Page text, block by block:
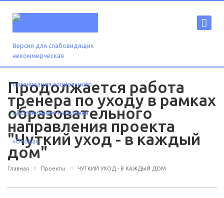
Версия для слабовидящих
Продолжается работа
тренера по уходу в рамках
образовательного
направления проекта
"Чуткий уход - в каждый
дом"
Главная Проекты ЧУТКИЙ УХОД - В КАЖДЫЙ ДОМ